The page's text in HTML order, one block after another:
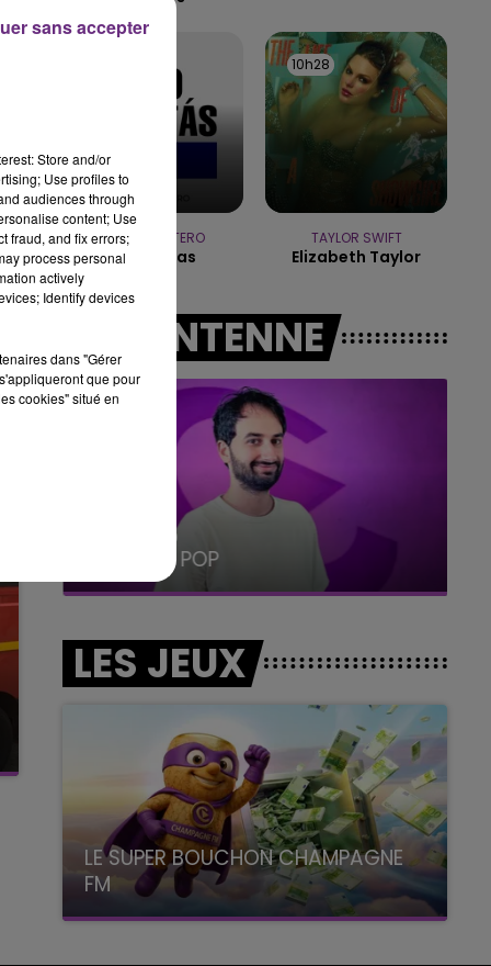
19h00 - 19h15
LA POP MACHINE - CHAMPAGNE FM
INIGO QUINTERO
Si No Estas
10h28
10h28
TAYLOR SWIFT
Elizabeth Taylor
A L'ANTENNE
19h15 - 20h00
LA RADIO POP
LES JEUX
LE SUPER BOUCHON CHAMPAGNE
FM
avec La Famille Champagne FM, à 8H10
Store and/or
Use profiles to
audiences through
content; Use
fraud, and fix errors;
process personal
actively
Identify devices
dans "Gérer
que pour
cookies" situé en
sans accepter